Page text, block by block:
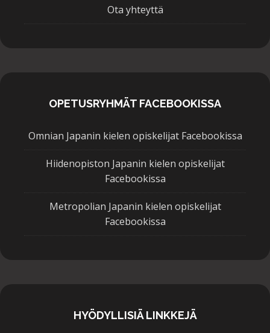
Ota yhteyttä
OPETUSRYHMÄT FACEBOOKISSA
Omnian Japanin kielen opiskelijat Facebookissa
Hiidenopiston Japanin kielen opiskelijat
Facebookissa
Metropolian Japanin kielen opiskelijat
Facebookissa
HYÖDYLLISIÄ LINKKEJÄ